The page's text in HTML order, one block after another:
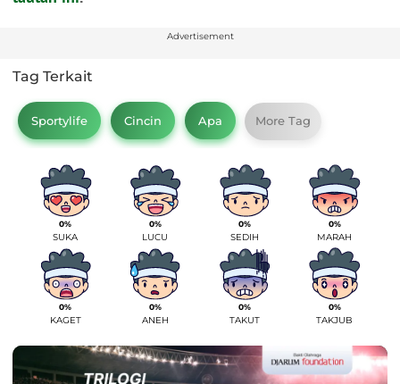
Advertisement
Tag Terkait
Sportylife Cincin Apa More Tag
0%
SUKA
0%
LUCU
0%
SEDIH
0%
MARAH
0%
KAGET
0%
ANEH
0%
TAKUT
0%
TAKJUB